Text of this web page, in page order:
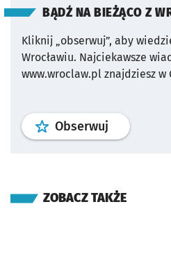
BĄDŹ NA BIEŻĄCO Z
Kliknij „obserwuj”, aby
Wrocławiu. Najciekawsze
www.wroclaw.pl znajdziesz w
Obserwuj profil
ZOBACZ TAKŻE